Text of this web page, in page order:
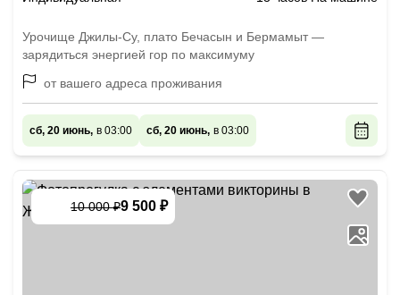
Урочище Джилы-Су, плато Бечасын и Бермамыт —
зарядиться энергией гор по максимуму
от вашего адреса проживания
сб, 20 июнь, в 03:00 сб, 20 июнь, в 03:00
10 000 ₽9 500 ₽